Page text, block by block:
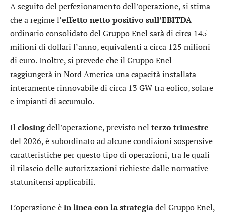
A seguito del perfezionamento dell’operazione, si stima
che a regime l’effetto netto positivo sull’EBITDA
ordinario consolidato del Gruppo Enel sarà di circa 145
milioni di dollari l’anno, equivalenti a circa 125 milioni
di euro. Inoltre, si prevede che il Gruppo Enel
raggiungerà in Nord America una capacità installata
interamente rinnovabile di circa 13 GW tra eolico, solare
e impianti di accumulo.
Il closingdell’operazione, previsto nel terzo trimestre
del 2026, è subordinato ad alcune condizioni sospensive
caratteristiche per questo tipo di operazioni, tra le quali
il rilascio delle autorizzazioni richieste dalle normative
statunitensi applicabili.
L’operazione èin linea con la strategiadel Gruppo Enel,